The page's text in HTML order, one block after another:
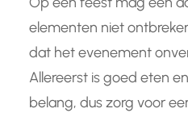
elementen niet
dat het evenement
Allereerst is goed eten
belang, dus zorg voor